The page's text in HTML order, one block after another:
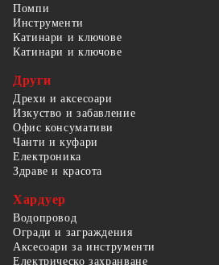
Помпи
Инструменти
Катинари и ключове
Катинари и ключове
Други
Дрехи и аксесоари
Изкуство и забавление
Офис консумативи
Чанти и куфари
Електроника
Здраве и красота
Хардуер
Водопровод
Огради и заграждения
Аксесоари за инструменти
Електрическо захранване